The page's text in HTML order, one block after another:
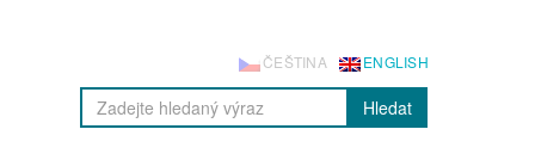
ENGLISH
ČEŠTINA
Hledat